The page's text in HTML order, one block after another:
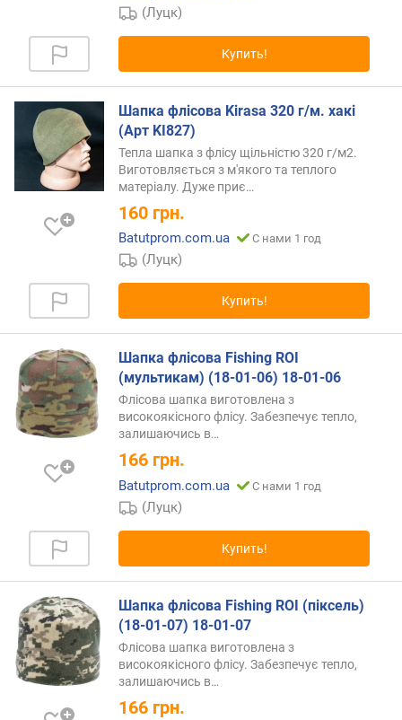
(Луцк)
Купить!
Шапка флісова Kirasa 320 г/м. хакі
(Арт KI827)
Тепла шапка з флісу щільністю 320 г/м2.
Виготовляється з м'якого та теплого
матеріалу. Дуже приє…
160 грн.
Batutprom.com.ua С нами 1 год
(Луцк)
Купить!
Шапка флісова Fishing ROI
(мультикам) (18-01-06) 18-01-06
Флісова шапка виготовлена з
високоякісного флісу. Забезпечує тепло,
залишаючись в…
166 грн.
Batutprom.com.ua С нами 1 год
(Луцк)
Купить!
Шапка флісова Fishing ROI (піксель)
(18-01-07) 18-01-07
Флісова шапка виготовлена з
високоякісного флісу. Забезпечує тепло,
залишаючись в…
166 грн.